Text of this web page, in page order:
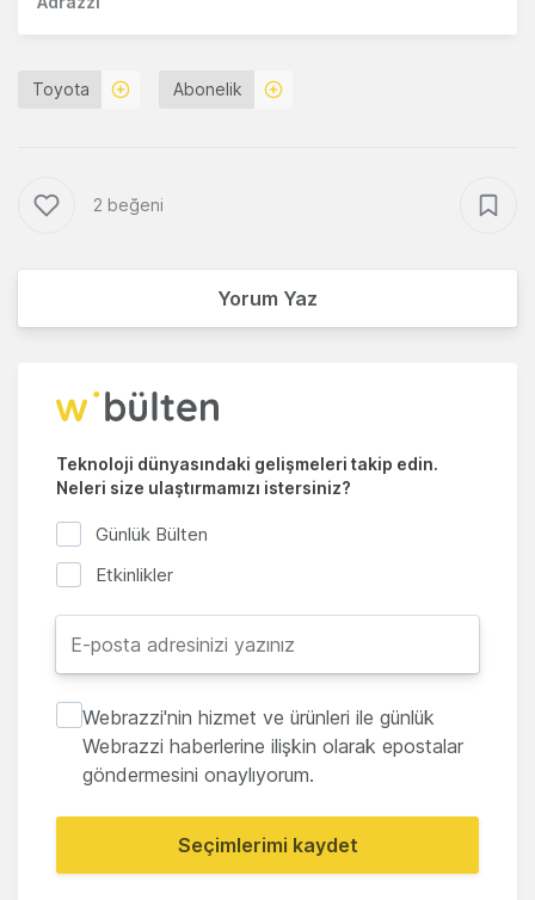
Toyota Abonelik
2 beğeni
Yorum Yaz
Teknoloji dünyasındaki gelişmeleri takip edin.
Neleri size ulaştırmamızı istersiniz?
Günlük Bülten
Etkinlikler
Webrazzi'nin hizmet ve ürünleri ile günlük
Webrazzi haberlerine ilişkin olarak epostalar
göndermesini onaylıyorum.
Seçimlerimi kaydet